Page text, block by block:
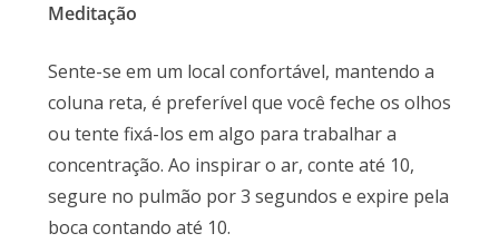
Meditação
Sente-se em um local confortável, mantendo a
coluna reta, é preferível que você feche os olhos
ou tente fixá-los em algo para trabalhar a
concentração. Ao inspirar o ar, conte até 10,
segure no pulmão por 3 segundos e expire pela
boca contando até 10.